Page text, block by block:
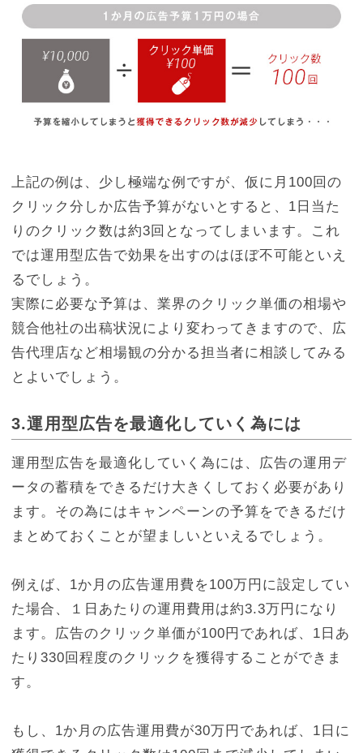
上記の例は、少し極端な例ですが、仮に月100回の
クリック分しか広告予算がないとすると、1日当た
りのクリック数は約3回となってしまいます。これ
では運用型広告で効果を出すのはほぼ不可能といえ
るでしょう。
実際に必要な予算は、業界のクリック単価の相場や
競合他社の出稿状況により変わってきますので、広
告代理店など相場観の分かる担当者に相談してみる
とよいでしょう。
3.運用型広告を最適化していく為には
運用型広告を最適化していく為には、広告の運用デ
ータの蓄積をできるだけ大きくしておく必要があり
ます。その為にはキャンペーンの予算をできるだけ
まとめておくことが望ましいといえるでしょう。
例えば、1か月の広告運用費を100万円に設定してい
た場合、１日あたりの運用費用は約3.3万円になり
ます。広告のクリック単価が100円であれば、1日あ
たり330回程度のクリックを獲得することができま
す。
もし、1か月の広告運用費が30万円であれば、1日に